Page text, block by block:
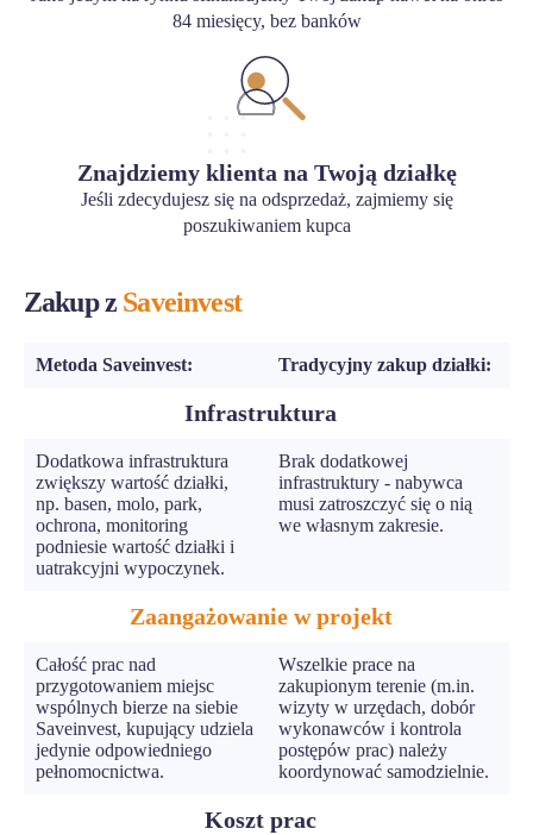
84 miesięcy, bez banków
Znajdziemy klienta na Twoją działkę
Jeśli zdecydujesz się na odsprzedaż, zajmiemy się
poszukiwaniem kupca
Zakup z Saveinvest
Metoda Saveinvest: Tradycyjny zakup działki:
Infrastruktura
Dodatkowa infrastruktura
zwiększy wartość działki,
np. basen, molo, park,
ochrona, monitoring
podniesie wartość działki i
uatrakcyjni wypoczynek.
Brak dodatkowej
infrastruktury - nabywca
musi zatroszczyć się o nią
we własnym zakresie.
Zaangażowanie w projekt
Całość prac nad
przygotowaniem miejsc
wspólnych bierze na siebie
Saveinvest, kupujący udziela
jedynie odpowiedniego
pełnomocnictwa.
Wszelkie prace na
zakupionym terenie (m.in.
wizyty w urzędach, dobór
wykonawców i kontrola
postępów prac) należy
koordynować samodzielnie.
Koszt prac